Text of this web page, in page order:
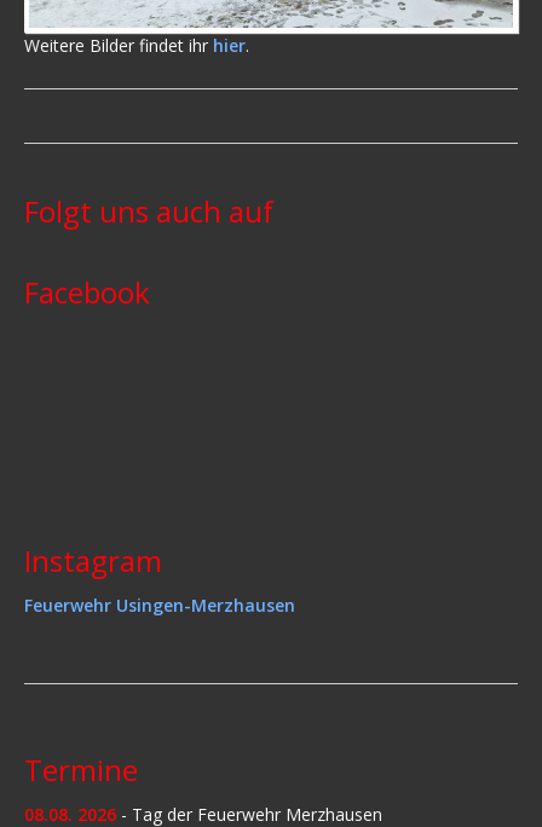
Weitere Bilder findet ihr hier.
Folgt uns auch auf
Facebook
Instagram
Feuerwehr Usingen-Merzhausen
Termine
08.08. 2026 - Tag der Feuerwehr Merzhausen